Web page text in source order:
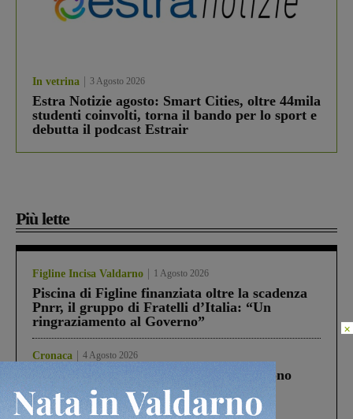
In vetrina 3 Agosto 2026
Estra Notizie agosto: Smart Cities, oltre 44mila
studenti coinvolti, torna il bando per lo sport e
debutta il podcast Estrair
Più lette
Figline Incisa Valdarno 1 Agosto 2026
Piscina di Figline finanziata oltre la scadenza
Pnrr, il gruppo di Fratelli d’Italia: “Un
ringraziamento al Governo”
Cronaca 4 Agosto 2026
Un anno fa la strage in A1 in cui morirono
Gianni, Giulia e Franco. Lo schianto, il
processo, lo stop ai sorpassi fra tir....
×